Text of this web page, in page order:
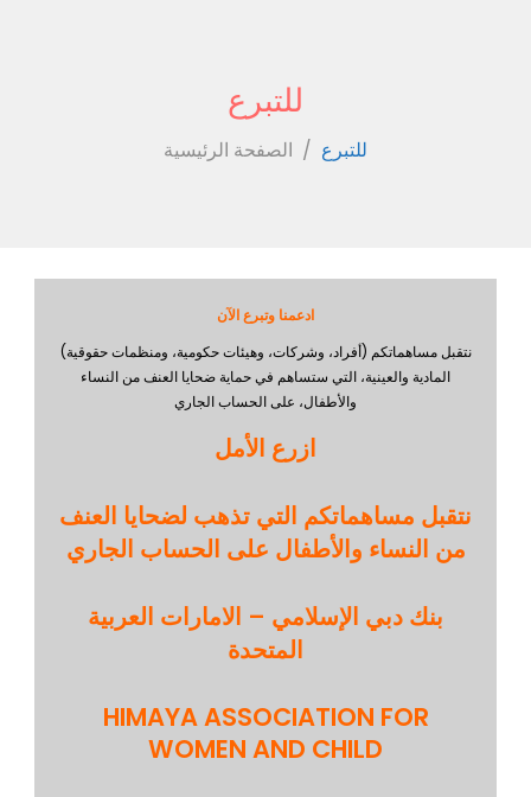
للتبرع
الصفحة الرئيسية / للتبرع
ادعمنا وتبرع الآن
نتقبل مساهماتكم (أفراد، وشركات، وهيئات حكومية، ومنظمات حقوقية)
المادية والعينية، التي ستساهم في حماية ضحايا العنف من النساء
والأطفال، على الحساب الجاري
ازرع الأمل
نتقبل مساهماتكم التي تذهب لضحايا العنف
من النساء والأطفال على الحساب الجاري
بنك دبي الإسلامي – الامارات العربية
المتحدة
HIMAYA ASSOCIATION FOR
WOMEN AND CHILD